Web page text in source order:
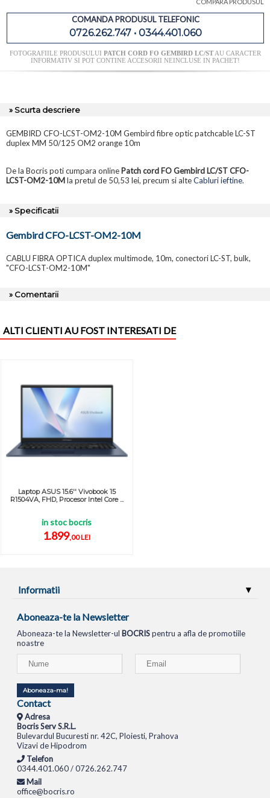
COMPARA PRODUSUL
COMANDA PRODUSUL TELEFONIC
0726.262.747 • 0344.401.060
FOTOGRAFIILE PRODUSULUI PATCH CORD FO GEMBIRD LC/STAU CARACTER
INFORMATIV SI POT CONTINE ACCESORII NEINCLUSE IN PACHET!
» Scurta descriere
GEMBIRD CFO-LCST-OM2-10M Gembird fibre optic patchcable LC-ST
duplex MM 50/125 OM2 orange 10m
De la Bocris poti cumpara online Patch cord FO Gembird LC/ST CFO-
LCST-OM2-10Mla pretul de 50,53 lei, precum si alteCabluri ieftine.
» Specificatii
Gembird CFO-LCST-OM2-10M
CABLU FIBRA OPTICA duplex multimode, 10m, conectori LC-ST, bulk,
"CFO-LCST-OM2-10M"
» Comentarii
ALTI CLIENTI AU FOST INTERESATI DE
Laptop ASUS 15.6'' Vivobook 15
R1504VA, FHD, Procesor Intel Core ...
in stoc bocris
1.899,00 LEI
Informatii
Aboneaza-te la Newsletter
Aboneaza-te la Newsletter-ul BOCRISpentru a afla de promotiile
noastre
Aboneaza-ma!
Contact
Adresa
Bocris Serv S.R.L.
Bulevardul Bucuresti nr. 42C, Ploiesti, Prahova
Vizavi de Hipodrom
Telefon
0344.401.060 / 0726.262.747
Mail
office@bocris.ro